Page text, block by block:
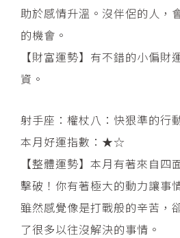
助於感情升溫。沒伴侶的人，
的機會。
【財富運勢】有不錯的小偏財
資。
射手座：權杖八：快狠準的行
本月好運指數：★☆
【整體運勢】本月有著來自四
擊破！你有著極大的動力讓事
雖然感覺像是打戰般的辛苦，
了很多以往沒解決的事情。